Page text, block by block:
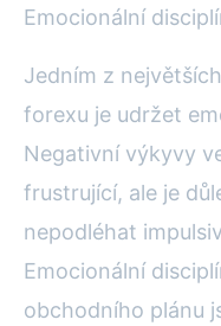
Emocionální
Jedním z
forexu je udržet
Negativní výkyvy
frustrující, ale je
nepodléhat
Emocionální
obchodního plánu